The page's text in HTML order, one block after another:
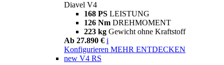
Diavel V4
168 PS LEISTUNG
126 Nm DREHMOMENT
223 kg Gewicht ohne Kraftstoff
Ab 27.890 € i
Konfigurieren MEHR ENTDECKEN
new V4 RS